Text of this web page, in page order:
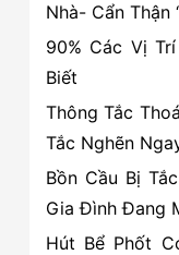
–
Hải
Phòng
Nhà- Cẩn Thận
90% Các Vị
Biết
Thông Tắc
Tắc Nghẽn
Bồn Cầu Bị
Gia Đình Đang
Hút Bể Phốt